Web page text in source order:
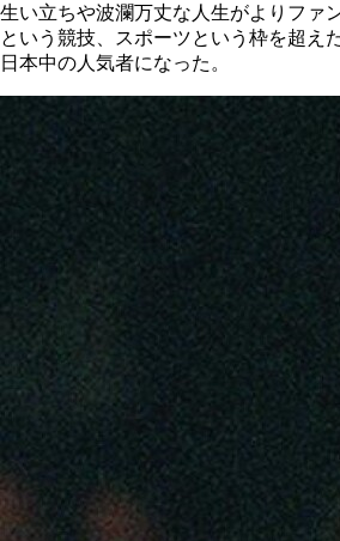
生い立ちや波瀾万丈な人生がよりファ
という競技、スポーツという枠を超え
日本中の人気者になった。